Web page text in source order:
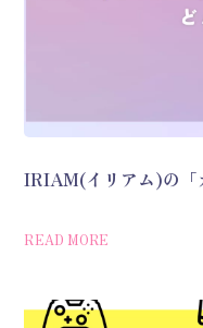
IRIAM(イリアム)の「
READ MORE